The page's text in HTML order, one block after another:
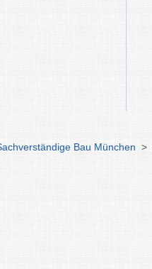
Bau München >